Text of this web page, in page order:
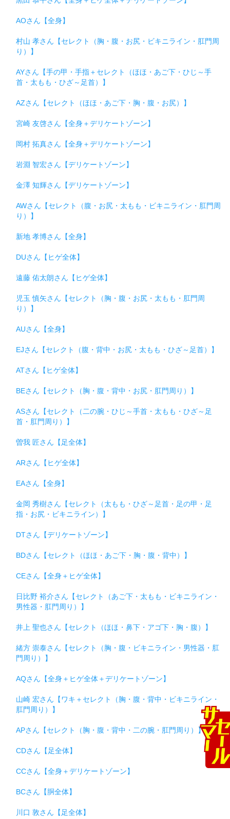
AOさん【全身】
村山 孝さん【セレクト（胸・腹・お尻・ビキニライン・肛門周
り）】
AYさん【手の甲・手指＋セレクト（ほほ・あご下・ひじ～手
首・太もも・ひざ～足首）】
AZさん【セレクト（ほほ・あご下・胸・腹・お尻）】
宮崎 友啓さん【全身＋デリケートゾーン】
岡村 拓真さん【全身＋デリケートゾーン】
岩淵 智宏さん【デリケートゾーン】
金澤 知輝さん【デリケートゾーン】
AWさん【セレクト（腹・お尻・太もも・ビキニライン・肛門周
り）】
新地 孝博さん【全身】
DUさん【ヒゲ全体】
遠藤 佑太朗さん【ヒゲ全体】
児玉 慎矢さん【セレクト（胸・腹・お尻・太もも・肛門周
り）】
AUさん【全身】
EJさん【セレクト（腹・背中・お尻・太もも・ひざ～足首）】
ATさん【ヒゲ全体】
BEさん【セレクト（胸・腹・背中・お尻・肛門周り）】
ASさん【セレクト（二の腕・ひじ～手首・太もも・ひざ～足
首・肛門周り）】
曽我 匠さん【足全体】
ARさん【ヒゲ全体】
EAさん【全身】
金岡 秀樹さん【セレクト（太もも・ひざ～足首・足の甲・足
指・お尻・ビキニライン）】
DTさん【デリケートゾーン】
BDさん【セレクト（ほほ・あご下・胸・腹・背中）】
CEさん【全身＋ヒゲ全体】
日比野 裕介さん【セレクト（あご下・太もも・ビキニライン・
男性器・肛門周り）】
井上 聖也さん【セレクト（ほほ・鼻下・アゴ下・胸・腹）】
緒方 崇泰さん【セレクト（胸・腹・ビキニライン・男性器・肛
門周り）】
AQさん【全身＋ヒゲ全体＋デリケートゾーン】
山崎 宏さん【ワキ＋セレクト（胸・腹・背中・ビキニライン・
肛門周り）】
APさん【セレクト（胸・腹・背中・二の腕・肛門周り）】
CDさん【足全体】
CCさん【全身＋デリケートゾーン】
BCさん【胴全体】
川口 敦さん【足全体】